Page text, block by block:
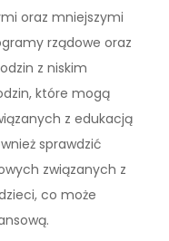
oraz mniejszymi
rządowe oraz
z niskim
które mogą
z edukacją
sprawdzić
związanych z
co może